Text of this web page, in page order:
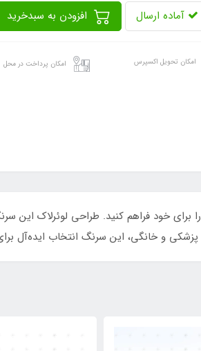
آماده ارسال
امکان تحویل اکسپرس امکان پرداخت در محل
تزریق را برای خود فراهم کنید. طراحی
و خانگی، این سرنگ انتخاب ایده‌آل